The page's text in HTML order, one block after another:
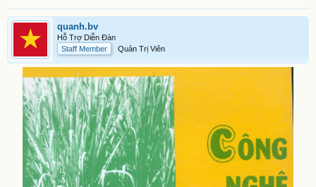
quanh.bv
Hỗ Trợ Diễn Đàn
Staff Member
Quản Trị Viên